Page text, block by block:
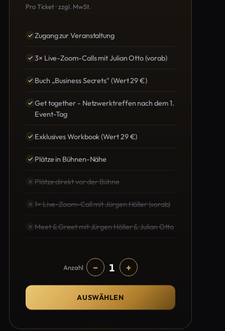
Pro Ticket · zzgl. MwSt.
Zugang zur Veranstaltung
3× Live-Zoom-Calls mit Julian Otto (vorab)
Buch „Business Secrets" (Wert 29 €)
Get together - Netzwerktreffen nach dem 1.
Event-Tag
Exklusives Workbook (Wert 29 €)
Plätze in Bühnen-Nähe
Plätze direkt vor der Bühne
1× Live-Zoom-Call mit Jürgen Höller (vorab)
Meet & Greet mit Jürgen Höller & Julian Otto
Anzahl − 1 +
AUSWÄHLEN